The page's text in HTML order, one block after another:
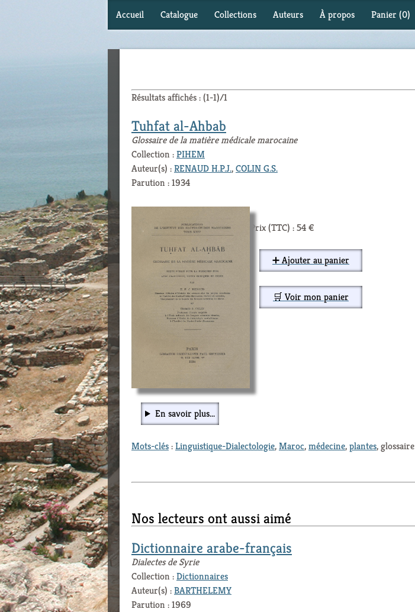
Accueil Catalogue Collections Auteurs À propos Panier (0)
Résultats affichés : (1-1)/1
Tuhfat al-Ahbab
Glossaire de la matière médicale marocaine
Collection :PIHEM
Auteur(s) :RENAUD H.P.J.,COLIN G.S.
Parution : 1934
Prix (TTC) : 54 €
➕ Ajouter au panier
🛒 Voir mon panier
En savoir plus...
Mots-clés:Linguistique-Dialectologie,Maroc,médecine,plantes, glossaire
Nos lecteurs ont aussi aimé
Dictionnaire arabe-français
Dialectes de Syrie
Collection :Dictionnaires
Auteur(s) :BARTHELEMY
Parution : 1969